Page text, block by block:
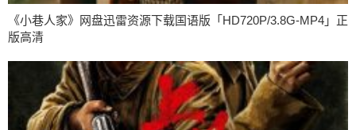
《小巷人家》网盘迅雷资源下载国语版「HD720P/3.8G-MP4」正
版高清